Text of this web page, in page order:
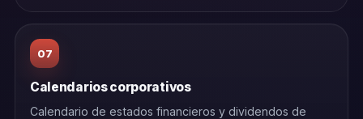
07
Calendarios corporativos
Calendario de estados financieros y dividendos de